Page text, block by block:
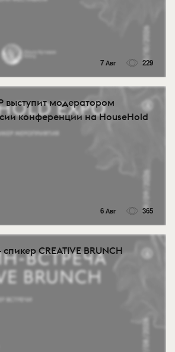
7 Авг 229
выступит модератором
конференции на HouseHold
6 Авг 365
CREATIVE BRUNCH